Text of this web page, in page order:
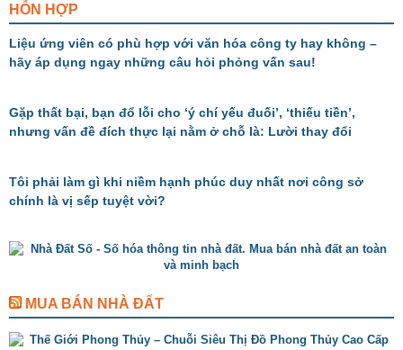
HỖN HỢP
Liệu ứng viên có phù hợp với văn hóa công ty hay không –
hãy áp dụng ngay những câu hỏi phỏng vấn sau!
Gặp thất bại, bạn đổ lỗi cho ‘ý chí yếu đuối’, ‘thiếu tiền’,
nhưng vấn đề đích thực lại nằm ở chỗ là: Lười thay đổi
Tôi phải làm gì khi niềm hạnh phúc duy nhất nơi công sở
chính là vị sếp tuyệt vời?
MUA BÁN NHÀ ĐẤT